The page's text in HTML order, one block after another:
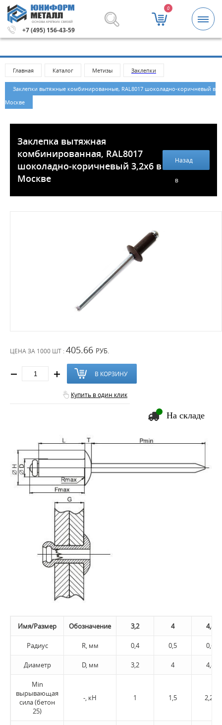
ОСНОВА КРЕПКИХ СВЯЗЕЙ
+7 (495) 156-43-59
0
5000 рублей. Метизы и крепежные изделия
Главная Каталог Метизы Заклепки
Заклепки вытяжные комбинированные, RAL8017 шоколадно-коричневый в
Москве
Заклепка вытяжная
комбинированная, RAL8017
шоколадно-коричневый 3,2х6 в
Москве
Назад
в
ЦЕНА ЗА 1000 ШТ : 405.66 РУБ.
В КОРЗИНУ
Купить в один клик
На складе
Имя/Размер Обозначение 3,2 4 4,8
Радиус R, мм 0,4 0,5 0,6
Диаметр D, мм 3,2 4 4,8
Min
вырывающая
сила (бетон
25)
-, кН 1 1,5 2,20